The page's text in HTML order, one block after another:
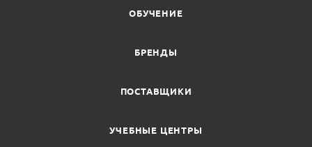
ОБУЧЕНИЕ
БРЕНДЫ
ПОСТАВЩИКИ
УЧЕБНЫЕ ЦЕНТРЫ